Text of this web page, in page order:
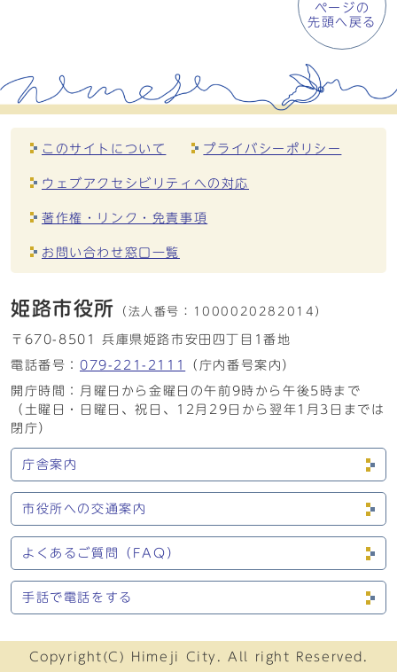
ページの
先頭へ戻る
このサイトについて プライバシーポリシー
ウェブアクセシビリティへの対応
著作権・リンク・免責事項
お問い合わせ窓口一覧
姫路市役所 （法人番号： 1000020282014）
〒670-8501 兵庫県姫路市安田四丁目1番地
電話番号： 079-221-2111
（庁内番号案内）
開庁時間：月曜日から金曜日の午前9時から午後5時まで
（土曜日・日曜日、祝日、12月29日から翌年1月3日までは
閉庁）
庁舎案内
市役所への交通案内
よくあるご質問（FAQ）
手話で電話をする
Copyright(C) Himeji City. All right Reserved.